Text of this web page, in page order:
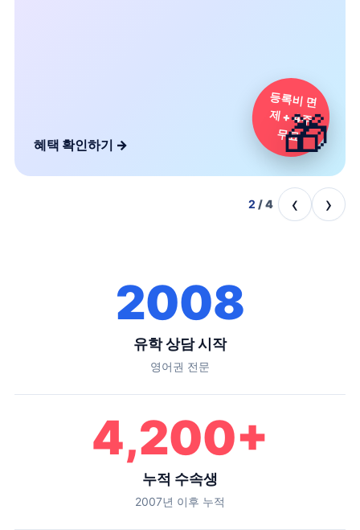
등록비 면
제 + 4주
무료
🎁
혜택 확인하기 →
2 /4 ‹ ›
2008
유학 상담 시작
영어권 전문
4,200+
누적 수속생
2007년 이후 누적